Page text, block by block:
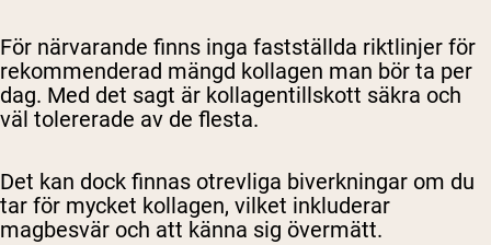
För närvarande finns inga fastställda riktlinjer för
rekommenderad mängd kollagen man bör ta per
dag. Med det sagt är kollagentillskott säkra och
väl tolererade av de flesta.
Det kan dock finnas otrevliga biverkningar om du
tar för mycket kollagen, vilket inkluderar
magbesvär och att känna sig övermätt.